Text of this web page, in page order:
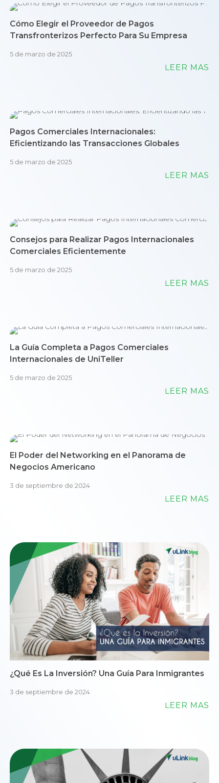
Cómo Elegir el Proveedor de Pagos
Transfronterizos Perfecto Para Su Empresa
5 de marzo de 2025
LEER MÁS
Pagos Comerciales Internacionales:
Eficientizando las Transacciones Globales
5 de marzo de 2025
LEER MÁS
Consejos para Realizar Pagos Internacionales
Comerciales Eficientemente
5 de marzo de 2025
LEER MÁS
La Guía Completa a Pagos Comerciales
Internacionales de UniTeller
5 de marzo de 2025
LEER MÁS
El Poder del Networking en el Panorama de
Negocios Americano
3 de septiembre de 2024
LEER MÁS
¿Qué Es La Inversión? Una Guía Para Inmigrantes
3 de septiembre de 2024
LEER MÁS